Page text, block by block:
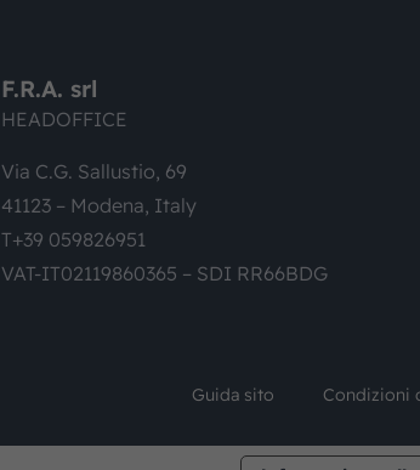
F.R.A. srl
HEADOFFICE
Via C.G. Sallustio, 69
41123 – Modena, Italy
T+39 059826951
VAT-IT02119860365 – SDI RR66BDG
Guida sito Condizioni